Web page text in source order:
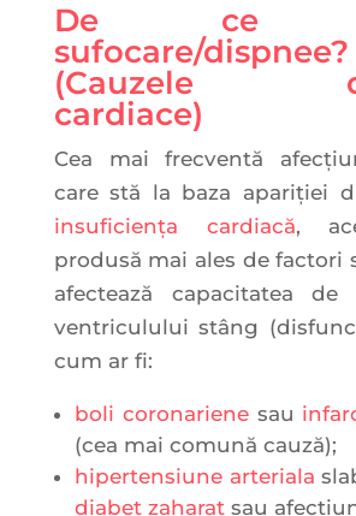
De ce
sufocare/dispnee?
(Cauzele
cardiace)
Cea mai frecventă
care stă la baza apariţiei
insuficiența cardiacă,
produsă mai ales de factori
afectează capacitatea
ventriculului stâng
cum ar fi:
boli coronarienesau
(cea mai comună cauză);
hipertensiune arteriala
diabet zaharatsau